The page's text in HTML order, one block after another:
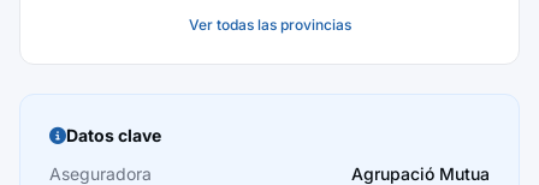
Burgos
Cáceres
Ver todas las provincias
Datos clave
Aseguradora
Agrupació Mutua